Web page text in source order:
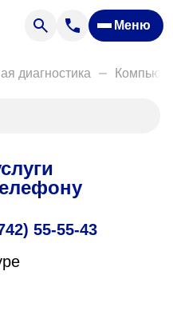
Меню
диагностика
55-55-43